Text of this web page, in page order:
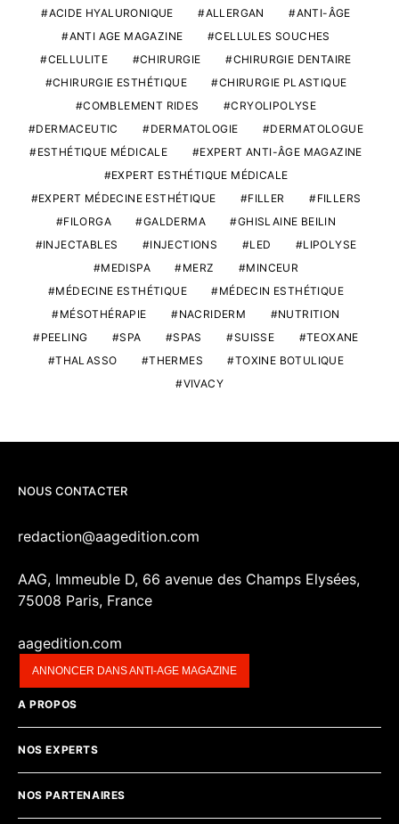
ACIDE HYALURONIQUE ALLERGAN
ANTI-ÂGE
ANTI AGE MAGAZINE
CELLULES SOUCHES
CELLULITE
CHIRURGIE
CHIRURGIE DENTAIRE
CHIRURGIE ESTHÉTIQUE
CHIRURGIE PLASTIQUE
COMBLEMENT RIDES
CRYOLIPOLYSE
DERMACEUTIC
DERMATOLOGIE
DERMATOLOGUE
ESTHÉTIQUE MÉDICALE
EXPERT ANTI-ÂGE MAGAZINE
EXPERT ESTHÉTIQUE MÉDICALE
EXPERT MÉDECINE ESTHÉTIQUE
FILLER
FILLERS
FILORGA
GALDERMA
GHISLAINE BEILIN
INJECTABLES
INJECTIONS LED
LIPOLYSE
MEDISPA
MERZ
MINCEUR
MÉDECINE ESTHÉTIQUE
MÉDECIN ESTHÉTIQUE
MÉSOTHÉRAPIE
NACRIDERM
NUTRITION
PEELING
SPA SPAS SUISSE
TEOXANE
THALASSO
THERMES
TOXINE BOTULIQUE
VIVACY
NOUS CONTACTER
redaction@aagedition.com
AAG, Immeuble D, 66 avenue des Champs Elysées,
75008 Paris, France
aagedition.com
ANNONCER DANS ANTI-AGE MAGAZINE
A PROPOS
NOS EXPERTS
NOS PARTENAIRES